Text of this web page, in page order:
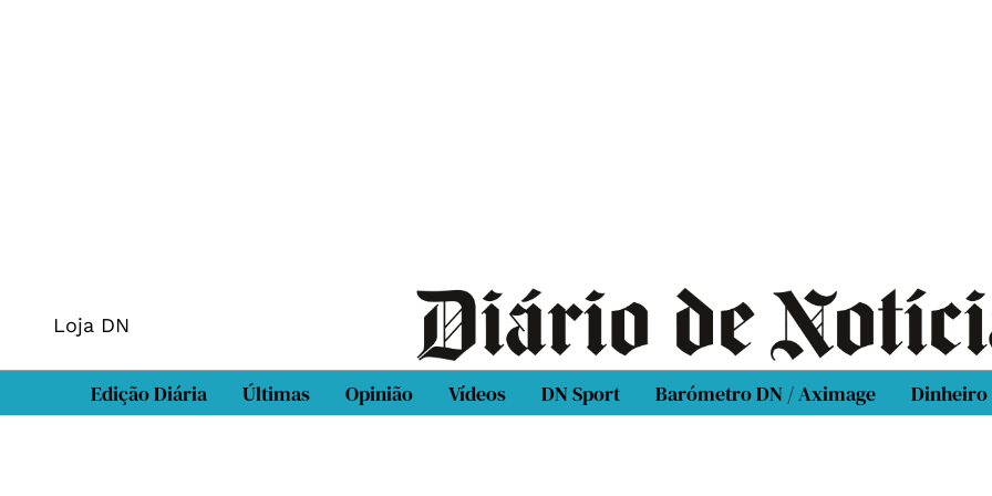
Loja DN
Edição Diária Últimas Opinião Vídeos DN Sport Barómetro DN / Aximage Dinheiro